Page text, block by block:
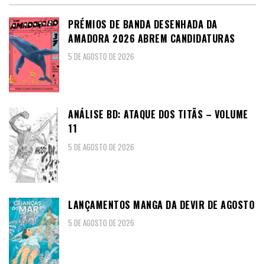
PRÉMIOS DE BANDA DESENHADA DA
AMADORA 2026 ABREM CANDIDATURAS
5 DE AGOSTO DE 2026
ANÁLISE BD: ATAQUE DOS TITÃS – VOLUME
11
5 DE AGOSTO DE 2026
LANÇAMENTOS MANGA DA DEVIR DE AGOSTO
5 DE AGOSTO DE 2026